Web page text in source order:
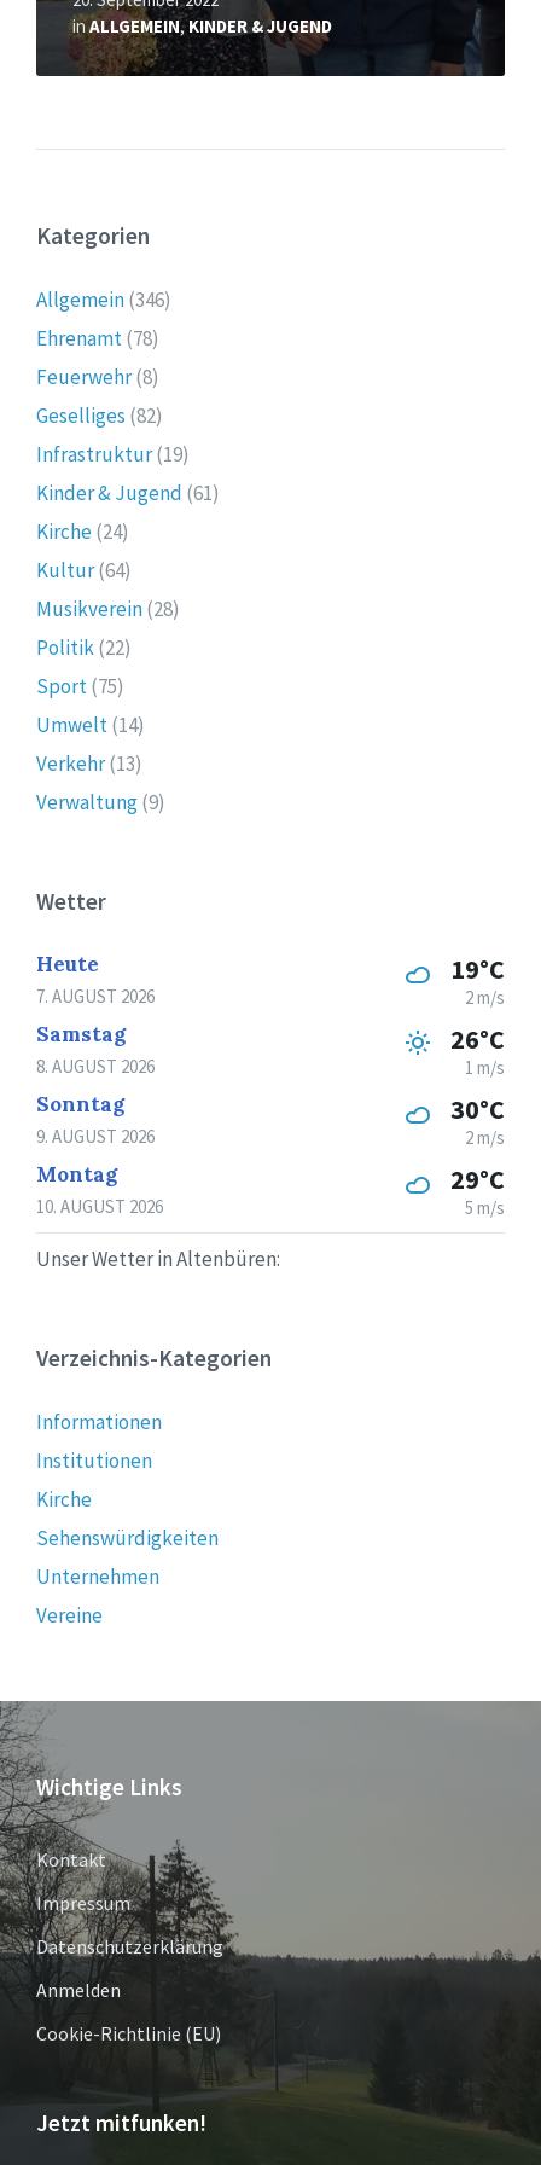
inALLGEMEIN,KINDER & JUGEND
Kategorien
Allgemein(346)
Ehrenamt(78)
Feuerwehr(8)
Geselliges (82)
Infrastruktur(19)
Kinder & Jugend (61)
Kirche(24)
Kultur(64)
Musikverein(28)
Politik(22)
Sport(75)
Umwelt(14)
Verkehr(13)
Verwaltung(9)
Wetter
Heute
7. AUGUST 2026
19°C
2 m/s
Samstag
8. AUGUST 2026
26°C
1 m/s
Sonntag
9. AUGUST 2026
30°C
2 m/s
Montag
10. AUGUST 2026
29°C
5 m/s
Unser Wetter in Altenbüren:
Verzeichnis-Kategorien
Informationen
Institutionen
Kirche
Sehenswürdigkeiten
Unternehmen
Vereine
Wichtige Links
Kontakt
Impressum
Datenschutzerklärung
Anmelden
Cookie-Richtlinie (EU)
Jetzt mitfunken!